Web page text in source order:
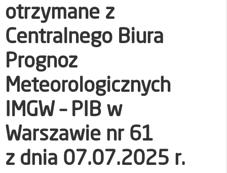
otrzymane z
Centralnego Biura
Prognoz
Meteorologicznych
IMGW – PIB w
Warszawie nr 61
z dnia 07.07.2025 r.